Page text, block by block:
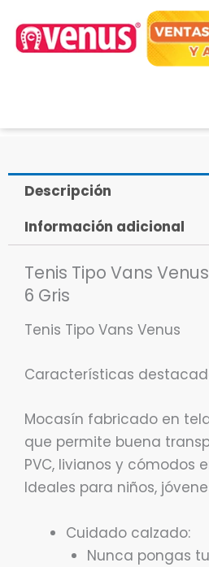
Descripción
Información adicional
Tenis Tipo Vans
6 Gris
Tenis Tipo Vans Venus
Características
Mocasín fabricado en
que permite buena
PVC, livianos y cómodos
Ideales para niños,
Cuidado calzado:
Nunca pongas